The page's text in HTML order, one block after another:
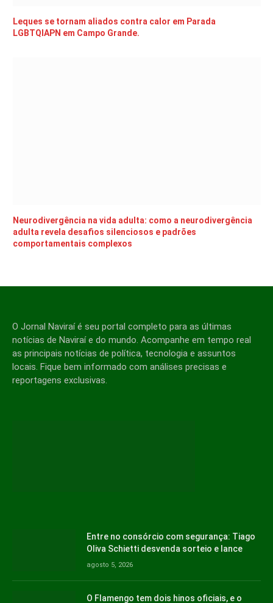
Leques se tornam aliados contra calor em Parada
LGBTQIAPN em Campo Grande.
Neurodivergência na vida adulta: como a neurodivergência
adulta revela desafios silenciosos e padrões
comportamentais complexos
O Jornal Naviraí é seu portal completo para as últimas
notícias de Naviraí e do mundo. Acompanhe em tempo real
as principais notícias de política, tecnologia e assuntos
locais. Fique bem informado com análises precisas e
reportagens exclusivas.
Entre no consórcio com segurança: Tiago
Oliva Schietti desvenda sorteio e lance
agosto 5, 2026
O Flamengo tem dois hinos oficiais, e o